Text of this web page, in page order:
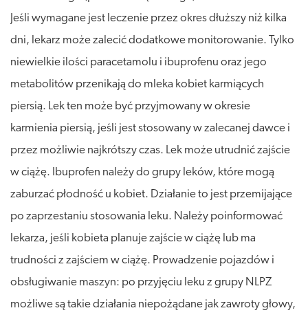
Jeśli wymagane jest leczenie przez okres dłuższy niż kilka
dni, lekarz może zalecić dodatkowe monitorowanie. Tylko
niewielkie ilości paracetamolu i ibuprofenu oraz jego
metabolitów przenikają do mleka kobiet karmiących
piersią. Lek ten może być przyjmowany w okresie
karmienia piersią, jeśli jest stosowany w zalecanej dawce i
przez możliwie najkrótszy czas. Lek może utrudnić zajście
w ciążę. Ibuprofen należy do grupy leków, które mogą
zaburzać płodność u kobiet. Działanie to jest przemijające
po zaprzestaniu stosowania leku. Należy poinformować
lekarza, jeśli kobieta planuje zajście w ciążę lub ma
trudności z zajściem w ciążę. Prowadzenie pojazdów i
obsługiwanie maszyn: po przyjęciu leku z grupy NLPZ
możliwe są takie działania niepożądane jak zawroty głowy,